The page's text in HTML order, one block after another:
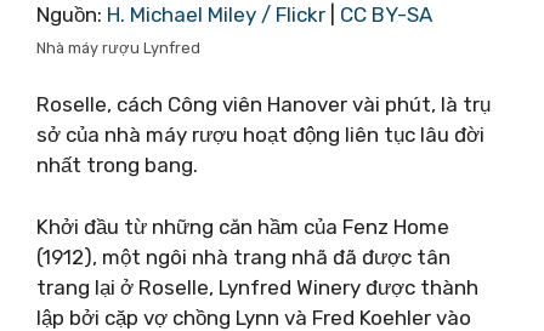
Nguồn: H. Michael Miley / Flickr CC BY-SA
Nhà máy rượu Lynfred
Roselle, cách Công viên Hanover vài phút, là trụ
sở của nhà máy rượu hoạt động liên tục lâu đời
nhất trong bang.
Khởi đầu từ những căn hầm của Fenz Home
(1912), một ngôi nhà trang nhã đã được tân
trang lại ở Roselle, Lynfred Winery được thành
lập bởi cặp vợ chồng Lynn và Fred Koehler vào